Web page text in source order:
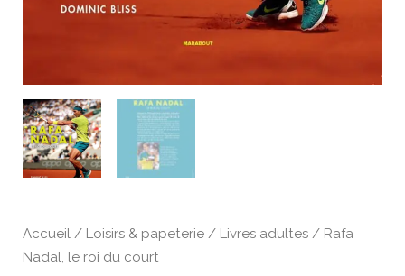
Accueil / Loisirs & papeterie / Livres adultes / Rafa
Nadal, le roi du court